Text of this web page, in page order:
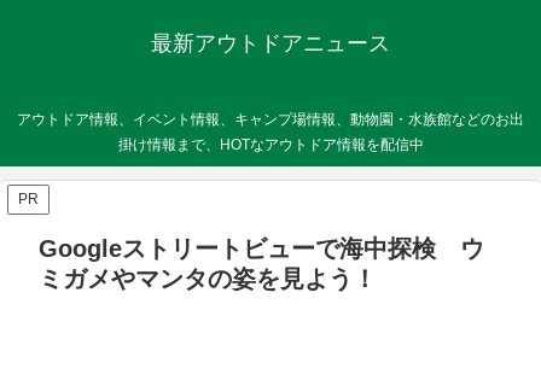
最新アウトドアニュース
アウトドア情報、イベント情報、キャンプ場情報、動物園・水族館などのお出
掛け情報まで、HOTなアウトドア情報を配信中
PR
Googleストリートビューで海中探検 ウ
ミガメやマンタの姿を見よう！